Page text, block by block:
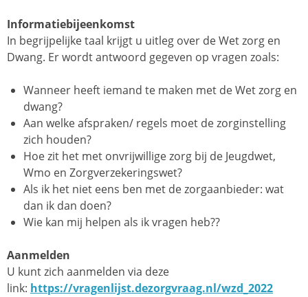
Informatiebijeenkomst
In begrijpelijke taal krijgt u uitleg over de Wet zorg en
Dwang. Er wordt antwoord gegeven op vragen zoals:
Wanneer heeft iemand te maken met de Wet zorg en
dwang?
Aan welke afspraken/ regels moet de zorginstelling
zich houden?
Hoe zit het met onvrijwillige zorg bij de Jeugdwet,
Wmo en Zorgverzekeringswet?
Als ik het niet eens ben met de zorgaanbieder: wat
dan ik dan doen?
Wie kan mij helpen als ik vragen heb??
Aanmelden
U kunt zich aanmelden via deze
link: https://vragenlijst.dezorgvraag.nl/wzd_2022